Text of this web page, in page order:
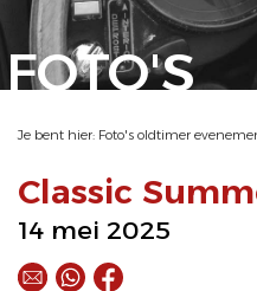
FOTO'S
Je bent hier: Foto's oldtimer
Classic
14 mei 2025